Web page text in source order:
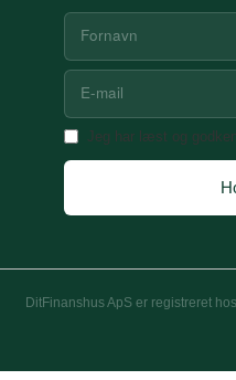
Jeg har læst og
DitFinanshus ApS er registreret